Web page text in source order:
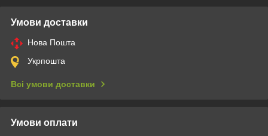
Умови доставки
Нова Пошта
Укрпошта
Всі умови доставки
Умови оплати